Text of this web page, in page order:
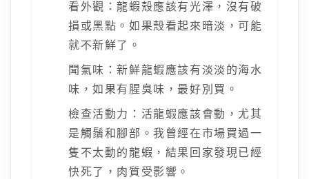
看外觀：龍蝦殼應該有光澤，沒有破
損或黑點。如果殼看起來暗淡，可能
就不新鮮了。
聞氣味：新鮮龍蝦應該有淡淡的海水
味，如果有腥臭味，最好別買。
檢查活動力：活龍蝦應該會動，尤其
是觸鬚和腳部。我曾經在市場買過一
隻不太動的龍蝦，結果回家發現已經
快死了，肉質受影響。